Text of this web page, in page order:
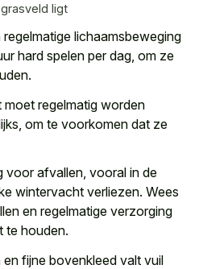
ligt
lichaamsbeweging
hard spelen per dag, om ze
regelmatig worden
om te voorkomen dat ze
voor afvallen, vooral in de
wintervacht verliezen. Wees
en regelmatige verzorging
te houden.
fijne bovenkleed valt vuil